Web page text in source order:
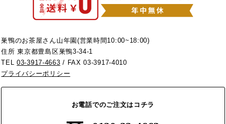
巣鴨のお茶屋さん山年園(営業時間10:00~18:00)
住所 東京都豊島区巣鴨3-34-1
TEL03-3917-4663 / FAX 03-3917-4010
プライバシーポリシー
お電話でのご注文はコチラ